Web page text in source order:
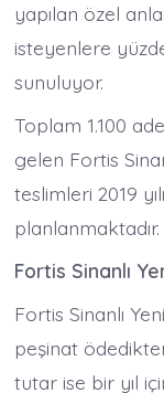
yapılan özel
isteyenlere
sunuluyor.
Toplam 1.100
gelen Fortis
teslimleri 2019
planlanmaktadır.
Fortis Sinanlı
Fortis Sinanlı
peşinat
tutar ise bir yıl